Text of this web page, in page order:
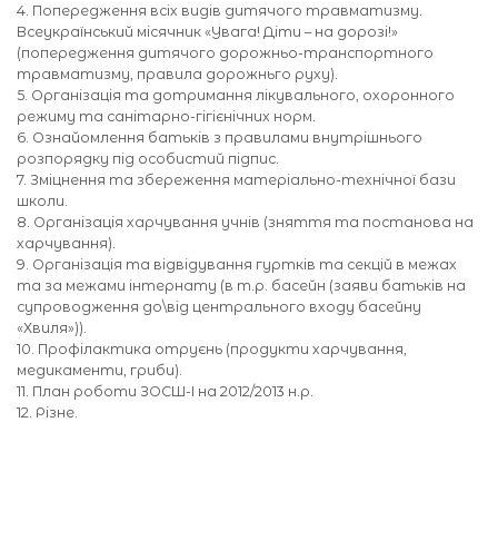
4. Попередження всіх видів дитячого травматизму.
Всеукраїнський місячник «Увага! Діти – на дорозі!»
(попередження дитячого дорожньо-транспортного
травматизму, правила дорожньго руху).
5. Організація та дотримання лікувального, охоронного
режиму та санітарно-гігієнічних норм.
6. Ознайомлення батьків з правилами внутрішнього
розпорядку під особистий підпис.
7. Зміцнення та збереження матеріально-технічної бази
школи.
8. Організація харчування учнів (зняття та постанова на
харчування).
9. Організація та відвідування гуртків та секцій в межах
та за межами інтернату (в т.р. басейн (заяви батьків на
супроводження до\від центрального входу басейну
«Хвиля»)).
10. Профілактика отруєнь (продукти харчування,
медикаменти, гриби).
11. План роботи ЗОСШ-І на 2012/2013 н.р.
12. Різне.